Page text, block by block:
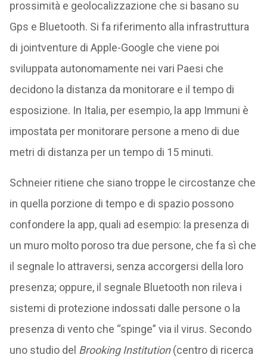
prossimità e geolocalizzazione che si basano su
Gps e Bluetooth. Si fa riferimento alla infrastruttura
di jointventure di Apple-Google che viene poi
sviluppata autonomamente nei vari Paesi che
decidono la distanza da monitorare e il tempo di
esposizione. In Italia, per esempio, la app Immuni è
impostata per monitorare persone a meno di due
metri di distanza per un tempo di 15 minuti.
Schneier ritiene che siano troppe le circostanze che
in quella porzione di tempo e di spazio possono
confondere la app, quali ad esempio: la presenza di
un muro molto poroso tra due persone, che fa sì che
il segnale lo attraversi, senza accorgersi della loro
presenza; oppure, il segnale Bluetooth non rileva i
sistemi di protezione indossati dalle persone o la
presenza di vento che “spinge” via il virus. Secondo
uno studio del Brooking Institution(centro di ricerca